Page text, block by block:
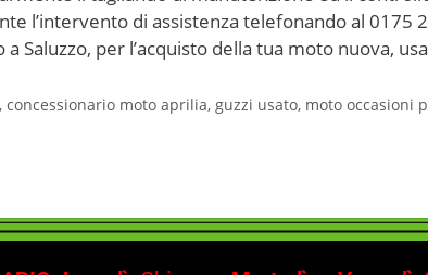
l’intervento di assistenza telefonando al 0175
a Saluzzo, per l’acquisto della tua moto nuova,
, concessionario moto aprilia, guzzi usato, moto occasioni